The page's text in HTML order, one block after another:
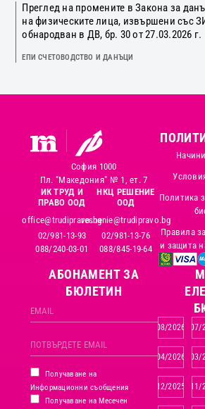
Преглед на промените в Закона за
на физическите лица, извършени със
обнародван в ДВ, бр. 30 от 27.03.2026 г.
ЕПИ СЧЕТОВОДСТВО И ДАНЪЦИ
София 1000
Пл. "Македония" № 1, ет. 7
ИК ТРУД И
ПРАВО ООД
office@trudipravo.bg
02/981-13-93
088/240-03-01
НКЦ РЕШЕНИЕ
ООД
reshenie@trudipravo.bg
02/981-13-76
088/845-19-64
Политика
Правила
и защита
АБОНАМЕНТ ЗА
БЮЛЕТИН
Получаване на
Информационни съобщения
Получаване на Месечен
08/2026 07/
04/2026 03/
12/2025 11/